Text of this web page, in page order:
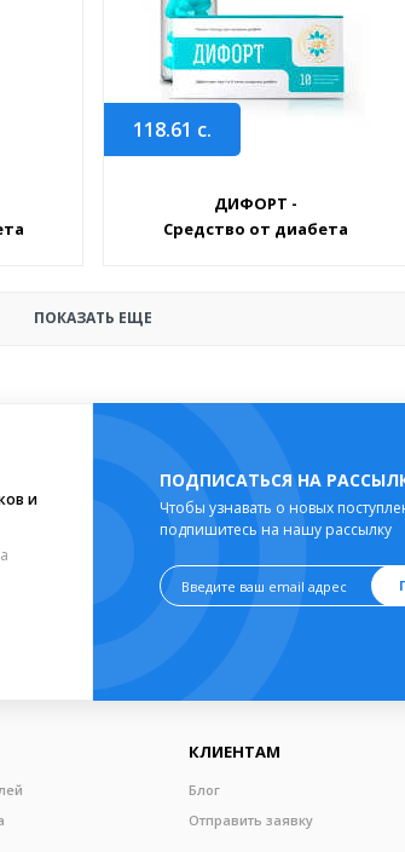
118.61 с.
ДИФОРТ -
Средство от диабета
ПОКАЗАТЬ ЕЩЕ
и
ПОДПИСАТЬСЯ НА
Чтобы узнавать о новых
подпишитесь на нашу рассылку
КЛИЕНТАМ
Блог
Отправить заявку